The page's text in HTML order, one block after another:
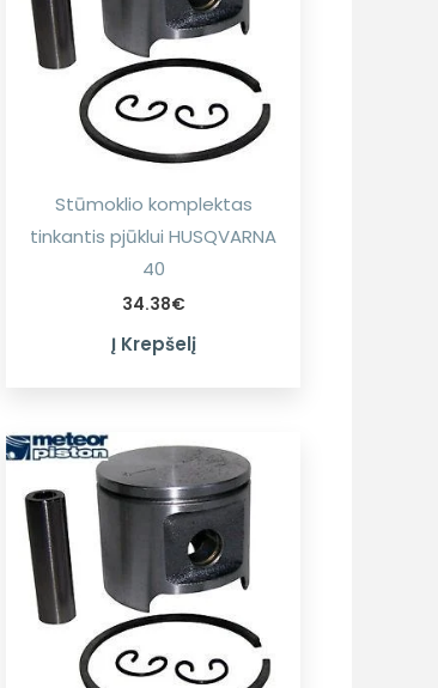
Stūmoklio komplektas
tinkantis pjūklui HUSQVARNA
40
34.38€
Į Krepšelį